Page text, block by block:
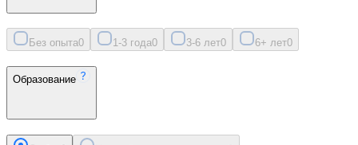
Без опыта0 1-3 года0 3-6 лет0 6+ лет0
Образование